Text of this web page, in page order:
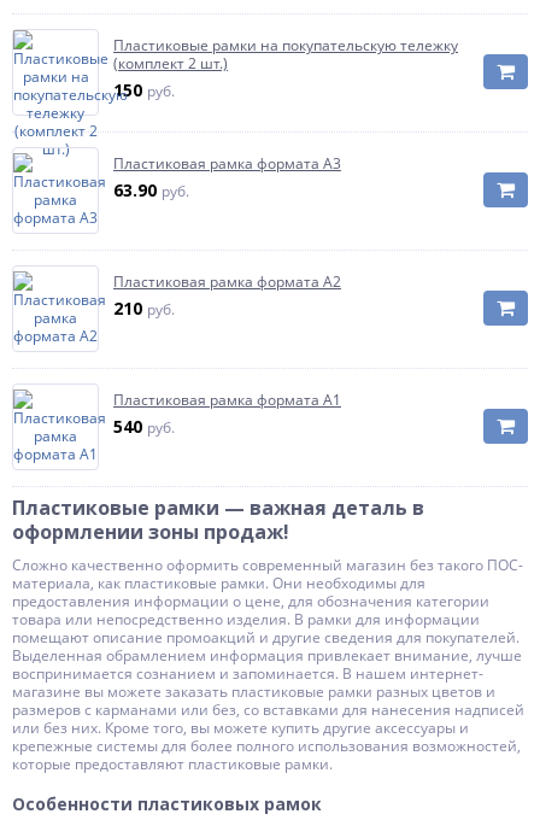
Пластиковые рамки на покупательскую тележку
(комплект 2 шт.)
150 руб.
Пластиковая рамка формата А3
63.90 руб.
Пластиковая рамка формата А2
210 руб.
Пластиковая рамка формата А1
540 руб.
Пластиковые рамки — важная деталь в
оформлении зоны продаж!
Сложно качественно оформить современный магазин без такого ПОС-
материала, как пластиковые рамки. Они необходимы для
предоставления информации о цене, для обозначения категории
товара или непосредственно изделия. В рамки для информации
помещают описание промоакций и другие сведения для покупателей.
Выделенная обрамлением информация привлекает внимание, лучше
воспринимается сознанием и запоминается. В нашем интернет-
магазине вы можете заказать пластиковые рамки разных цветов и
размеров с карманами или без, со вставками для нанесения надписей
или без них. Кроме того, вы можете купить другие аксессуары и
крепежные системы для более полного использования возможностей,
которые предоставляют пластиковые рамки.
Особенности пластиковых рамок